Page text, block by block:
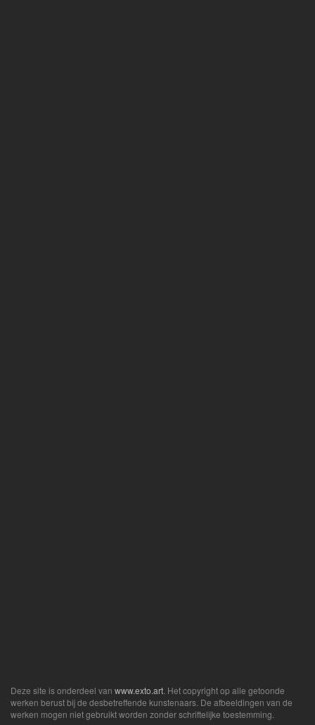
Deze site is onderdeel van www.exto.art . Het copyright op alle getoonde
werken berust bij de desbetreffende kunstenaars. De afbeeldingen van de
werken mogen niet gebruikt worden zonder schriftelijke toestemming.